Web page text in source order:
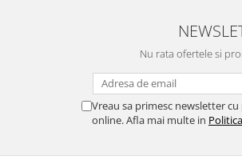
Nu rata ofertele si
Vreau sa primesc newsletter
online. Afla mai multe in